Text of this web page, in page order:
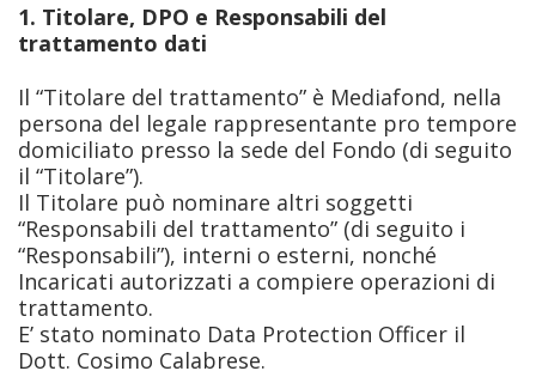
1. Titolare, DPO e Responsabili del
trattamento dati
Il “Titolare del trattamento” è Mediafond, nella
persona del legale rappresentante pro tempore
domiciliato presso la sede del Fondo (di seguito
il “Titolare”).
Il Titolare può nominare altri soggetti
“Responsabili del trattamento” (di seguito i
“Responsabili”), interni o esterni, nonché
Incaricati autorizzati a compiere operazioni di
trattamento.
E’ stato nominato Data Protection Officer il
Dott. Cosimo Calabrese.